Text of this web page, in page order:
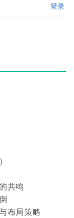
登录
共鸣
布局策略